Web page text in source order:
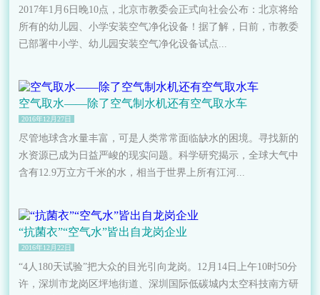
2017年1月6日晚10点，北京市教委会正式向社会公布：北京将给
所有的幼儿园、小学安装空气净化设备！据了解，日前，市教委
已部署中小学、幼儿园安装空气净化设备试点...
空气取水——除了空气制水机还有空气取水车
2016年12月27日
尽管地球含水量丰富，可是人类常常面临缺水的困境。寻找新的
水资源已成为日益严峻的现实问题。科学研究揭示，全球大气中
含有12.9万立方千米的水，相当于世界上所有江河...
“抗菌衣”“空气水”皆出自龙岗企业
2016年12月22日
“4人180天试验”把大众的目光引向龙岗。12月14日上午10时50分
许，深圳市龙岗区坪地街道、深圳国际低碳城内太空科技南方研